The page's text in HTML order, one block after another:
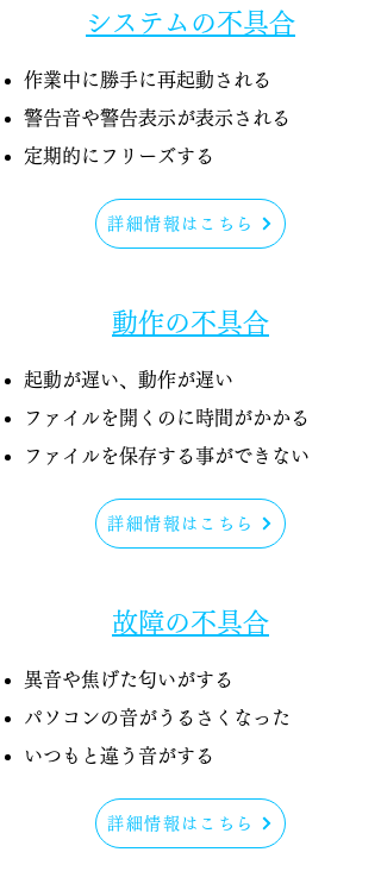
システムの不具合
作業中に勝手に再起動される
警告音や警告表示が表示される
​定期的にフリーズする
詳細情報はこちら
動作の不具合
起動が遅い、動作が遅い
ファイルを開くのに時間がかかる​
​ファイルを保存する事ができない
詳細情報はこちら
故障の不具合
異音や焦げた匂いがする
パソコンの音がうるさくなった
​いつもと違う音がする
詳細情報はこちら